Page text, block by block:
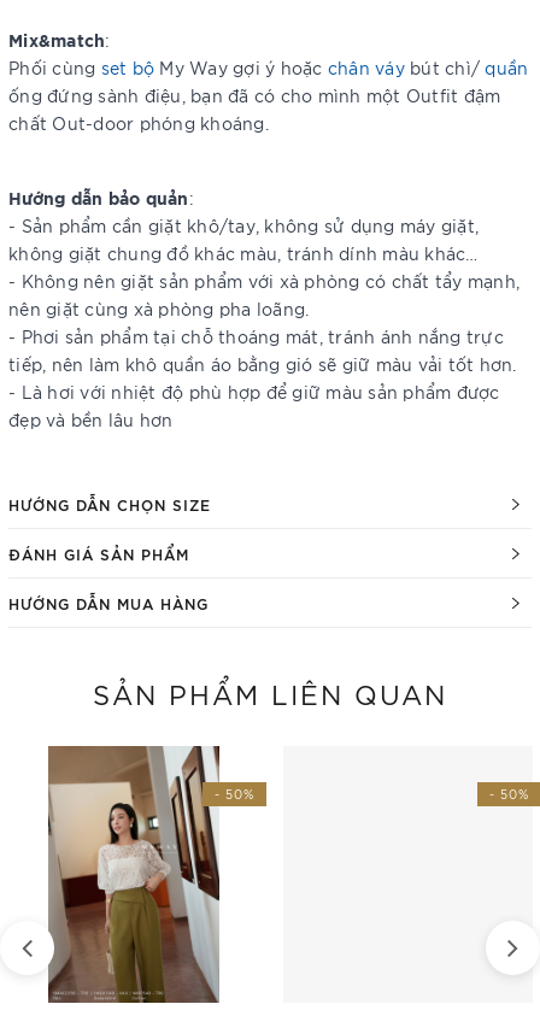
Mix&match:
Phối cùng set bộ My Way gợi ý hoặc chân váybút chì/quần
ống đứng sành điệu, bạn đã có cho mình một Outfit đậm
chất Out-door phóng khoáng.
Hướng dẫn bảo quản:
- Sản phẩm cần giặt khô/tay, không sử dụng máy giặt,
không giặt chung đồ khác màu, tránh dính màu khác…
- Không nên giặt sản phẩm với xà phòng có chất tẩy mạnh,
nên giặt cùng xà phòng pha loãng.
- Phơi sản phẩm tại chỗ thoáng mát, tránh ánh nắng trực
tiếp, nên làm khô quần áo bằng gió sẽ giữ màu vải tốt hơn.
- Là hơi với nhiệt độ phù hợp để giữ màu sản phẩm được
đẹp và bền lâu hơn
HƯỚNG DẪN CHỌN SIZE
ĐÁNH GIÁ SẢN PHẨM
HƯỚNG DẪN MUA HÀNG
SẢN PHẨM LIÊN QUAN
- 50% - 50%